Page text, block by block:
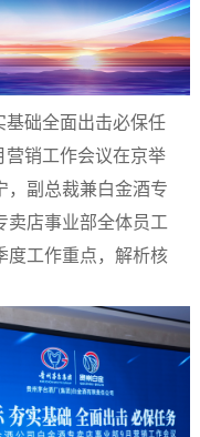
础全面出击必保任
营销工作会议在京举
，副总裁兼白金酒专
卖店事业部全体员工
度工作重点，解析核